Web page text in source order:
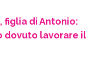
figlia di Antonio:
dovuto lavorare il